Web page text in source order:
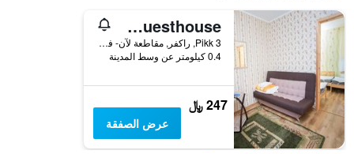
Katariina Guesthouse
Pikk 3, راكفر, مقاطعة لآن- فيرو, أستونيا
0.4 كيلومتر عن وسط المدينة
247 ﷼
عرض الصفقة